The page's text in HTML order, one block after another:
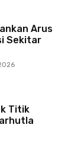
Arus
Sekitar
Titik